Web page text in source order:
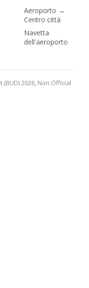
Aeroporto →
Centro città
Navetta
dell'aeroporto
2026, Non Official